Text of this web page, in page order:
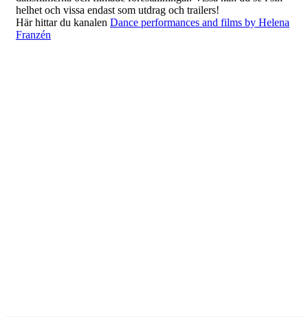
helhet och vissa endast som utdrag och trailers!
Här hittar du kanalen Dance performances and films by Helena
Franzén